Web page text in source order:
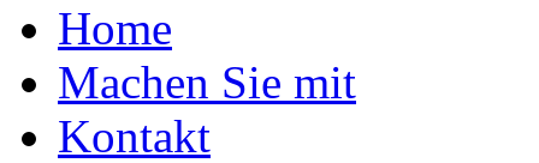
Home
Machen Sie mit
Kontakt